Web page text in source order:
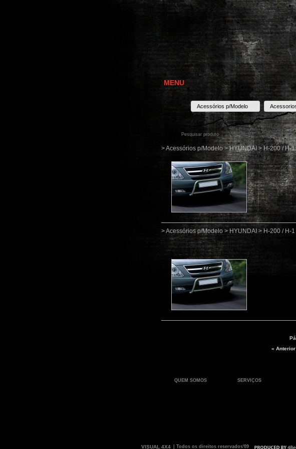
MENU
Acessórios p/Modelo
> Acessórios p/Modelo > HYUNDAI > H-200 / H-1
> Acessórios p/Modelo > HYUNDAI > H-200 / H-1
« Anterior
QUEM SOMOS SERVIÇOS
VISUAL 4X4 | Todos os direitos reservados'09